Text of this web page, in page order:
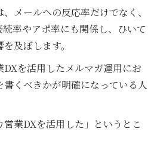
メールへの反応率だけでなく、
率やアポ率にも関係し、ひいて
及ぼします。
DXを活用したメルマガ運用にお
くべきかが明確になっている人
業DXを活用した」というとこ